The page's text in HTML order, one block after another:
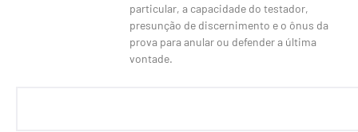
particular, a capacidade do testador,
presunção de discernimento e o ônus da
prova para anular ou defender a última
vontade.